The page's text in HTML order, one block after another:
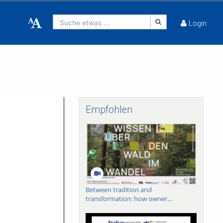
Suche etwas ... Login
Empfohlen
Between tradition and
transformation: how owner...